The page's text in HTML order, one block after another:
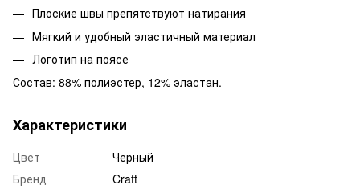
Плоские швы препятствуют натирания
Мягкий и удобный эластичный материал
Логотип на поясе
Состав: 88% полиэстер, 12% эластан.
Характеристики
Цвет
Черный
Бренд
Craft